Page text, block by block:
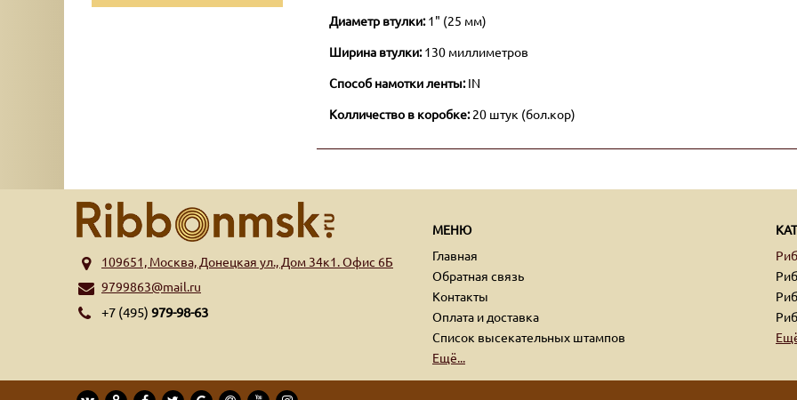
Диаметр втулки:1" (25 мм)
Ширина втулки:130 миллиметров
Способ намотки ленты:IN
Колличество в коробке:20 штук (бол.кор)
109651, Москва, Донецкая ул., Дом 34к1. Офис 6Б
9799863@mail.ru
+7 (495) 979-98-63
МЕНЮ
Главная
Обратная связь
Контакты
Оплата и доставка
Список высекательных штампов
Ещё...